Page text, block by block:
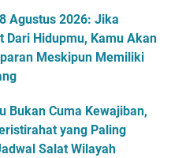
Agustus 2026: Jika
Dari Hidupmu, Kamu Akan
Meskipun Memiliki
Bukan Cuma Kewajiban,
yang Paling
Salat Wilayah